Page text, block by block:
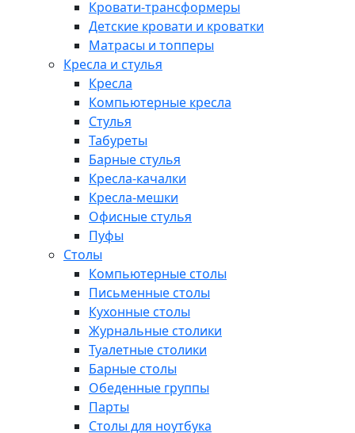
Кровати-трансформеры
Детские кровати и кроватки
Матрасы и топперы
Кресла и стулья
Кресла
Компьютерные кресла
Стулья
Табуреты
Барные стулья
Кресла-качалки
Кресла-мешки
Офисные стулья
Пуфы
Столы
Компьютерные столы
Письменные столы
Кухонные столы
Журнальные столики
Туалетные столики
Барные столы
Обеденные группы
Парты
Столы для ноутбука